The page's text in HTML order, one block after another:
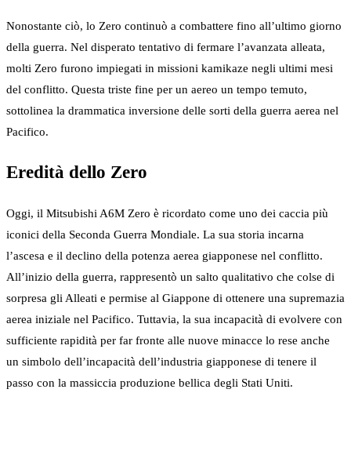
Nonostante ciò, lo Zero continuò a combattere fino all’ultimo giorno
della guerra. Nel disperato tentativo di fermare l’avanzata alleata,
molti Zero furono impiegati in missioni kamikaze negli ultimi mesi
del conflitto. Questa triste fine per un aereo un tempo temuto,
sottolinea la drammatica inversione delle sorti della guerra aerea nel
Pacifico.
Eredità dello Zero
Oggi, il Mitsubishi A6M Zero è ricordato come uno dei caccia più
iconici della Seconda Guerra Mondiale. La sua storia incarna
l’ascesa e il declino della potenza aerea giapponese nel conflitto.
All’inizio della guerra, rappresentò un salto qualitativo che colse di
sorpresa gli Alleati e permise al Giappone di ottenere una supremazia
aerea iniziale nel Pacifico. Tuttavia, la sua incapacità di evolvere con
sufficiente rapidità per far fronte alle nuove minacce lo rese anche
un simbolo dell’incapacità dell’industria giapponese di tenere il
passo con la massiccia produzione bellica degli Stati Uniti.